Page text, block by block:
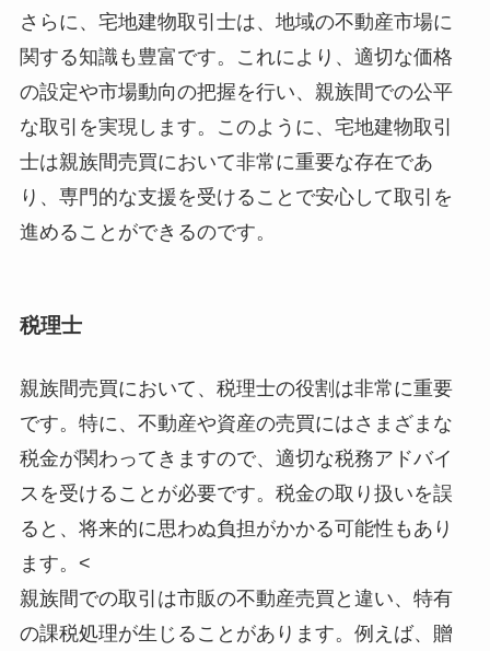
さらに、宅地建物取引士は、地域の不動産市場に
関する知識も豊富です。これにより、適切な価格
の設定や市場動向の把握を行い、親族間での公平
な取引を実現します。このように、宅地建物取引
士は親族間売買において非常に重要な存在であ
り、専門的な支援を受けることで安心して取引を
進めることができるのです。
税理士
親族間売買において、税理士の役割は非常に重要
です。特に、不動産や資産の売買にはさまざまな
税金が関わってきますので、適切な税務アドバイ
スを受けることが必要です。税金の取り扱いを誤
ると、将来的に思わぬ負担がかかる可能性もあり
ます。<
親族間での取引は市販の不動産売買と違い、特有
の課税処理が生じることがあります。例えば、贈